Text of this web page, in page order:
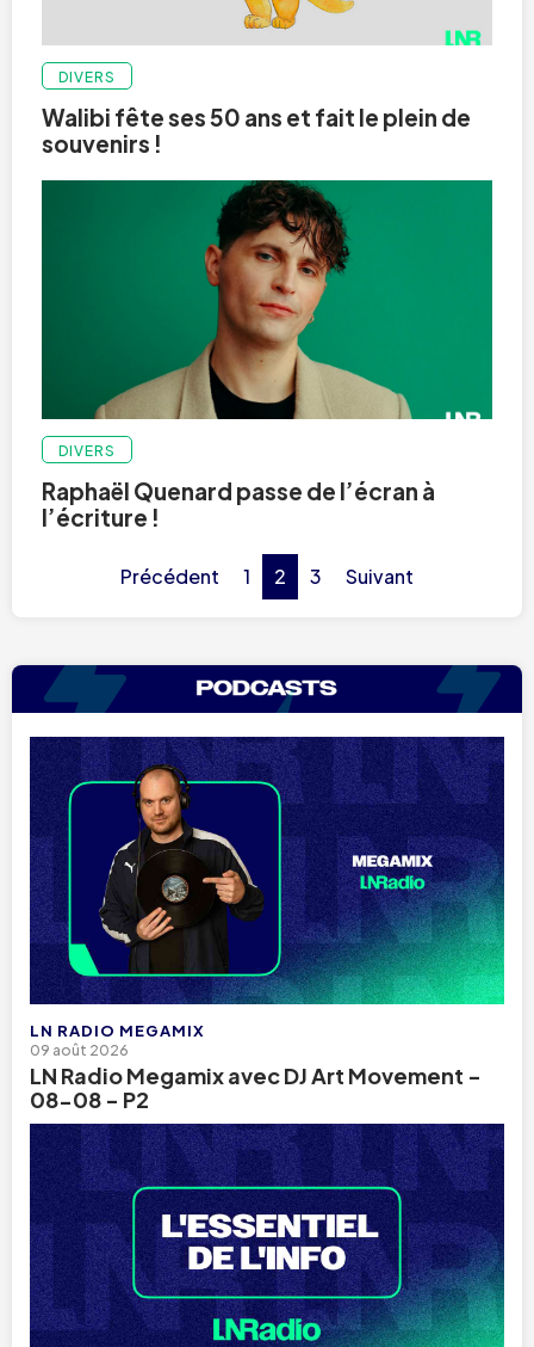
DIVERS
Walibi fête ses 50 ans et fait le plein de
souvenirs !
DIVERS
Raphaël Quenard passe de l’écran à
l’écriture !
Précédent 1 2 3 Suivant
LN RADIO MEGAMIX
09 août 2026
LN Radio Megamix avec DJ Art Movement -
08-08 - P2